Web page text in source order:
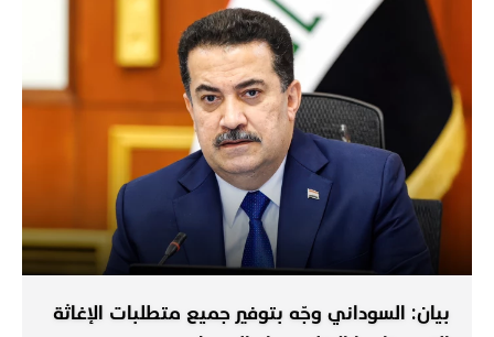
بيان: السوداني وجّه بتوفير جميع متطلبات الإغاثة